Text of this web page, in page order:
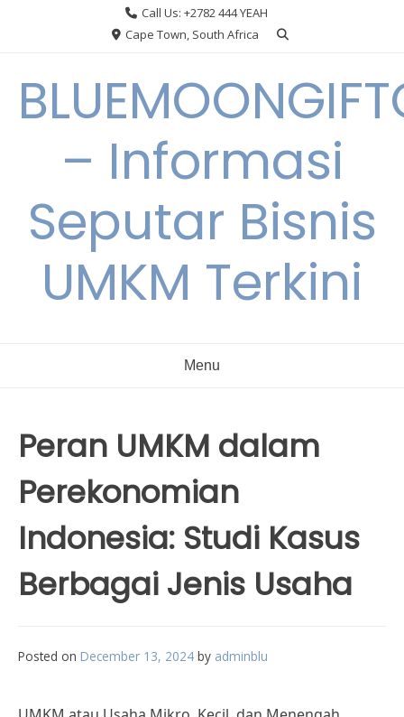
Call Us: +2782 444 YEAH
Cape Town, South Africa
– Informasi
Seputar Bisnis
UMKM Terkini
Menu
Peran UMKM dalam
Perekonomian
Indonesia: Studi Kasus
Berbagai Jenis Usaha
Posted on December 13, 2024 by adminblu